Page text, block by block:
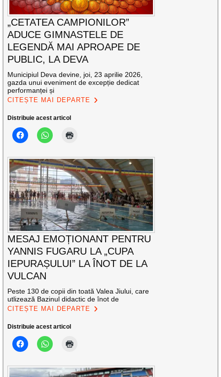
„CETATEA CAMPIONILOR”
ADUCE GIMNASTELE DE
LEGENDĂ MAI APROAPE DE
PUBLIC, LA DEVA
Municipiul Deva devine, joi, 23 aprilie 2026,
gazda unui eveniment de excepție dedicat
performanței și
CITEȘTE MAI DEPARTE
Distribuie acest articol
MESAJ EMOȚIONANT PENTRU
YANNIS FUGARU LA „CUPA
IEPURAȘULUI” LA ÎNOT DE LA
VULCAN
Peste 130 de copii din toată Valea Jiului, care
utlizează Bazinul didactic de înot de
CITEȘTE MAI DEPARTE
Distribuie acest articol